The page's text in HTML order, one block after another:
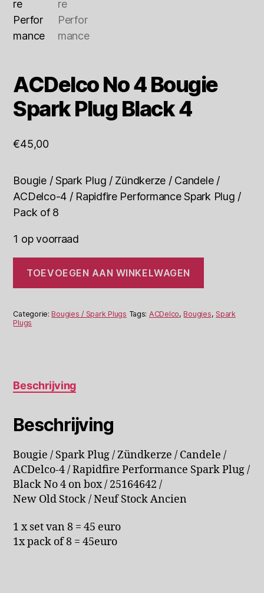
ACDelco No 4 Bougie
Spark Plug Black 4
€45,00
Bougie / Spark Plug / Zündkerze / Candele /
ACDelco-4 / Rapidfire Performance Spark Plug /
Pack of 8
1 op voorraad
4
Spark
Plug
TOEVOEGEN AAN WINKELWAGEN
Categorie: Bougies / Spark Plugs Tags: ACDelco, Bougies,Spark
Plugs
Beschrijving
Beschrijving
Bougie / Spark Plug / Zündkerze / Candele /
ACDelco-4 / Rapidfire Performance Spark Plug /
Black No 4 on box / 25164642 /
New Old Stock / Neuf Stock Ancien
1 x set van 8 = 45 euro
1x pack of 8 = 45euro